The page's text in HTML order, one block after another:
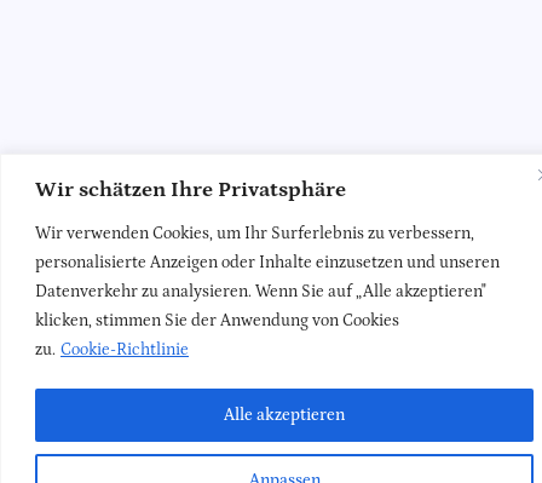
Wir schätzen Ihre Privatsphäre
Wir verwenden Cookies, um Ihr Surferlebnis zu verbessern,
personalisierte Anzeigen oder Inhalte einzusetzen und unseren
Datenverkehr zu analysieren. Wenn Sie auf „Alle akzeptieren"
klicken, stimmen Sie der Anwendung von Cookies
zu. Cookie-Richtlinie
Alle akzeptieren